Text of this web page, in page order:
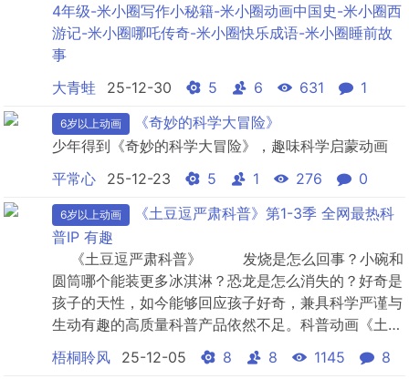
4年级-米小圈写作小秘籍-米小圈动画中国史-米小圈西
游记-米小圈哪吒传奇-米小圈快乐成语-米小圈睡前故
事
大青蛙
25-12-30 5 6 631 1
6岁以上动画
《奇妙的科学大冒险》
少年得到《奇妙的科学大冒险》，趣味科学启蒙动画
平常心
25-12-23 5 1 276 0
6岁以上动画
《土豆逗严肃科普》第1-3季 全网最热科
普IP 有趣
《土豆逗严肃科普》 发烧是怎么回事？小碗和
圆筒哪个能装更多冰淇淋？恐龙是怎么消失的？好奇是
孩子的天性，如今能够回应孩子好奇，兼具科学严谨与
生动有趣的高质量科普产品依然不足。科普动画《土豆
逗严肃科普》以严肃的科普态度和幽默的讲述风格，受
到小朋友欢迎。 从天...
梧桐聆风 25-12-05 8 8 1145 8